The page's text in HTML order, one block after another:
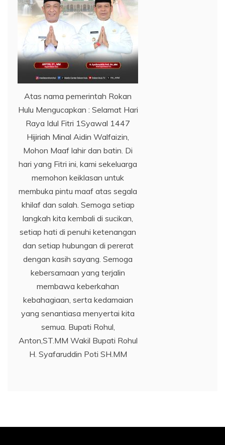
Atas nama pemerintah Rokan
Hulu Mengucapkan : Selamat Hari
Raya Idul Fitri 1Syawal 1447
Hijiriah Minal Aidin Walfaizin,
Mohon Maaf lahir dan batin. Di
hari yang Fitri ini, kami sekeluarga
memohon keiklasan untuk
membuka pintu maaf atas segala
khilaf dan salah. Semoga setiap
langkah kita kembali di sucikan,
setiap hati di penuhi ketenangan
dan setiap hubungan di pererat
dengan kasih sayang. Semoga
kebersamaan yang terjalin
membawa keberkahan
kebahagiaan, serta kedamaian
yang senantiasa menyertai kita
semua. Bupati Rohul,
Anton,ST.MM Wakil Bupati Rohul
H. Syafaruddin Poti SH.MM